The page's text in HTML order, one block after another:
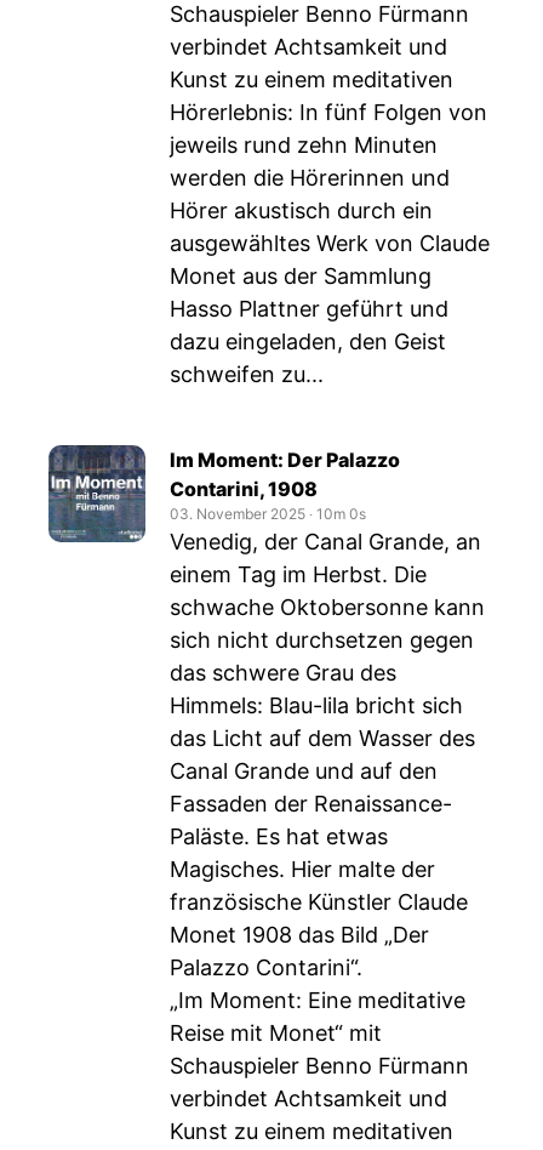
Schauspieler Benno Fürmann
verbindet Achtsamkeit und
Kunst zu einem meditativen
Hörerlebnis: In fünf Folgen von
jeweils rund zehn Minuten
werden die Hörerinnen und
Hörer akustisch durch ein
ausgewähltes Werk von Claude
Monet aus der Sammlung
Hasso Plattner geführt und
dazu eingeladen, den Geist
schweifen zu...
Im Moment: Der Palazzo
Contarini, 1908
03. November 2025 ‧ 10m 0s
Venedig, der Canal Grande, an
einem Tag im Herbst. Die
schwache Oktobersonne kann
sich nicht durchsetzen gegen
das schwere Grau des
Himmels: Blau-lila bricht sich
das Licht auf dem Wasser des
Canal Grande und auf den
Fassaden der Renaissance-
Paläste. Es hat etwas
Magisches. Hier malte der
französische Künstler Claude
Monet 1908 das Bild „Der
Palazzo Contarini“.
„Im Moment: Eine meditative
Reise mit Monet“ mit
Schauspieler Benno Fürmann
verbindet Achtsamkeit und
Kunst zu einem meditativen